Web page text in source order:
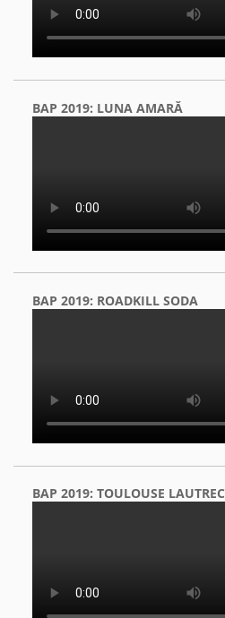
BAP 2019: LUNA AMARĂ
BAP 2019: ROADKILL SODA
BAP 2019: TOULOUSE LAUTREC